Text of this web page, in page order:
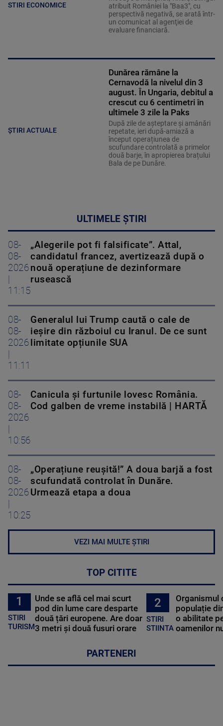
STIRI ECONOMICE
atribuit României la "Baa3", cu
perspectivă negativă, se arată într-
un comunicat al agenţiei de
evaluare financiară.
ȘTIRI ACTUALE
Dunărea rămâne la
Cernavodă la nivelul din 3
august. În Ungaria, debitul a
crescut cu 6 centimetri în
ultimele 3 zile la Paks
După zile de așteptare și amânări
repetate, ieri după-amiază a
început operațiunea de
scufundare controlată a primelor
două barje, în apropierea brațului
Bala de pe Dunăre.
ULTIMELE ȘTIRI
08-
08-
2026
11:15
„Alegerile pot fi falsificate”. Attal,
candidatul francez, avertizează după o
nouă operațiune de dezinformare
rusească
08-
08-
2026
11:11
Generalul lui Trump caută o cale de
ieșire din războiul cu Iranul. De ce sunt
limitate opțiunile SUA
08-
08-
2026
10:56
Canicula și furtunile lovesc România.
Cod galben de vreme instabilă | HARTĂ
08-
08-
2026
10:25
„Operațiune reușită!” A doua barjă a fost
scufundată controlat în Dunăre.
Urmează etapa a doua
VEZI MAI MULTE ȘTIRI
TOP CITITE
1
STIRI
TURISM
Unde se află cel mai scurt
pod din lume care desparte
două țări europene. Are doar
3 metri și două fusuri orare
2
STIRI
STIINTA
Organismul
populație
o abilitate
oamenilor
PARTENERI